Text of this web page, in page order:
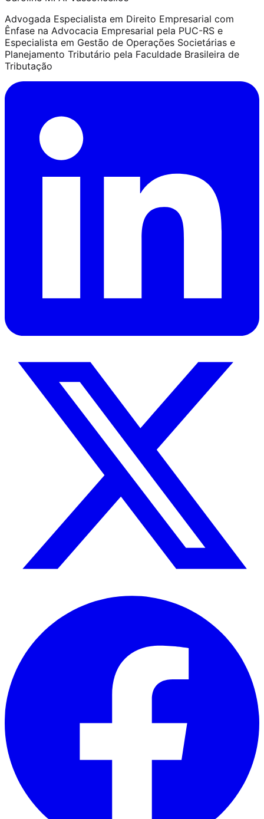
Advogada Especialista em Direito Empresarial com
Ênfase na Advocacia Empresarial pela PUC-RS e
Especialista em Gestão de Operações Societárias e
Planejamento Tributário pela Faculdade Brasileira de
Tributação